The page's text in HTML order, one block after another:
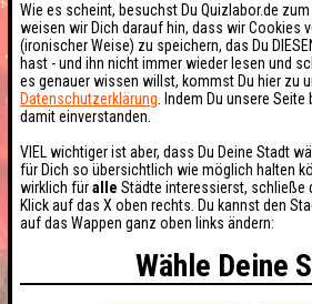
Wie es scheint, besuchst Du Quizlabor.de
weisen wir Dich darauf hin, dass wir Cookies
(ironischer Weise) zu speichern, das Du
hast - und ihn nicht immer wieder lesen und
es genauer wissen willst, kommst Du hier zu
Datenschutzerklärung . Indem Du unsere
damit einverstanden.
VIEL wichtiger ist aber, dass Du Deine Stadt
für Dich so übersichtlich wie möglich halten
wirklich füralle Städte interessierst, schließe
Klick auf das X oben rechts. Du kannst den
auf das Wappen ganz oben links ändern:
Wähle Deine